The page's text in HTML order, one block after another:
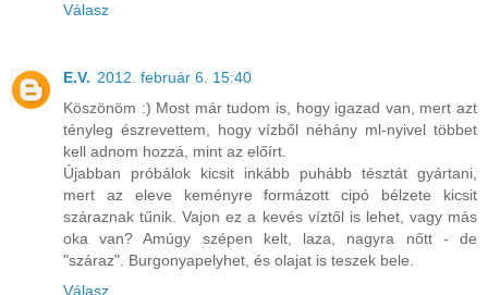
Válasz
E.V. 2012. február 6. 15:40
Köszönöm :) Most már tudom is, hogy igazad van, mert azt
tényleg észrevettem, hogy vízből néhány ml-nyivel többet
kell adnom hozzá, mint az előírt.
Újabban próbálok kicsit inkább puhább tésztát gyártani,
mert az eleve keményre formázott cipó bélzete kicsit
száraznak tűnik. Vajon ez a kevés víztől is lehet, vagy más
oka van? Amúgy szépen kelt, laza, nagyra nőtt - de
"száraz". Burgonyapelyhet, és olajat is teszek bele.
Válasz